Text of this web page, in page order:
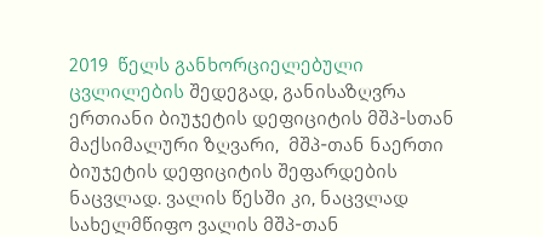
2019 წელს განხორციელებული
ცვლილების შედეგად, განისაზღვრა
ერთიანი ბიუჯეტის დეფიციტის მშპ-სთან
მაქსიმალური ზღვარი, მშპ-თან ნაერთი
ბიუჯეტის დეფიციტის შეფარდების
ნაცვლად. ვალის წესში კი, ნაცვლად
სახელმწიფო ვალის მშპ-თან